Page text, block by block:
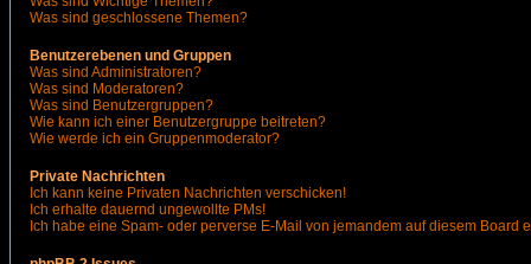
Was sind geschlossene Themen?
Benutzerebenen und Gruppen
Was sind Administratoren?
Was sind Moderatoren?
Was sind Benutzergruppen?
Wie kann ich einer Benutzergruppe beitreten?
Wie werde ich ein Gruppenmoderator?
Private Nachrichten
Ich kann keine Privaten Nachrichten verschicken!
Ich erhalte dauernd ungewollte PMs!
Ich habe eine Spam- oder perverse E-Mail von jemandem auf diesem Board